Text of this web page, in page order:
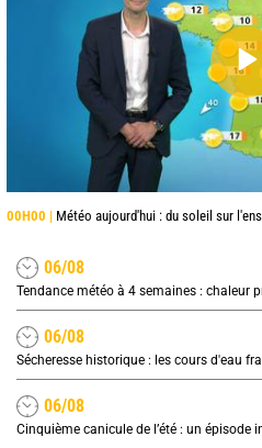
00H00 | Météo aujourd'hui : du soleil sur
06/08
Tendance météo à 4 semaines : chaleur
06/08
Sécheresse historique : les cours d'eau
06/08